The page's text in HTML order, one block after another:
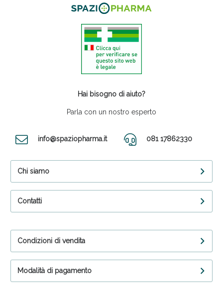
Hai bisogno di aiuto?
Parla con un nostro esperto
info@spaziopharma.it 081 17862330
Chi siamo
Contatti
Condizioni di vendita
Modalità di pagamento